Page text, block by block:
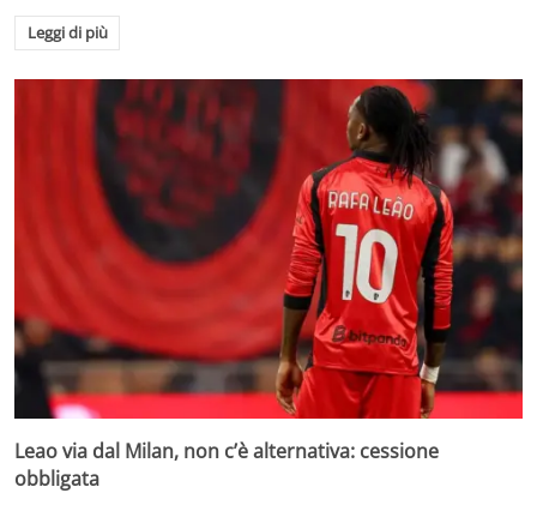
Leggi di più
Leao via dal Milan, non c’è alternativa: cessione
obbligata